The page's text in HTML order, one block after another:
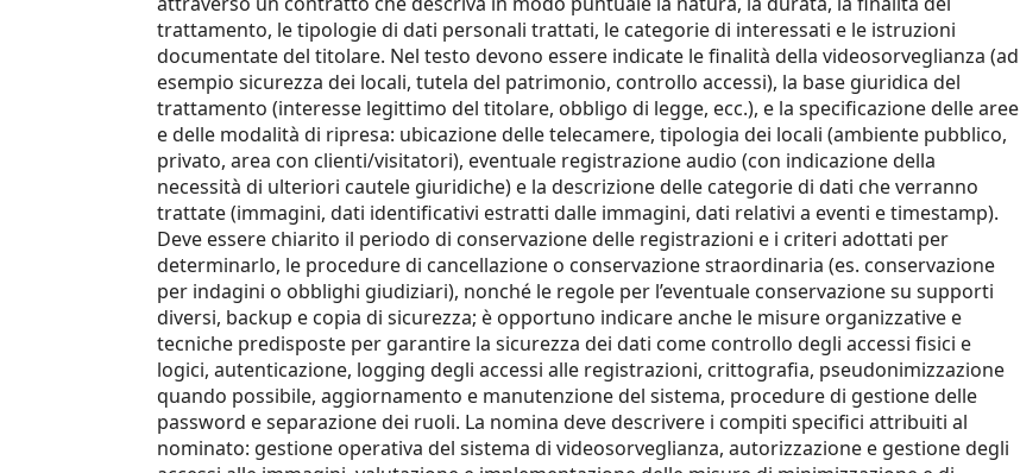
trattamento, le tipologie di dati personali trattati, le categorie di interessati e le istruzioni
documentate del titolare. Nel testo devono essere indicate le finalità della videosorveglianza (ad
esempio sicurezza dei locali, tutela del patrimonio, controllo accessi), la base giuridica del
trattamento (interesse legittimo del titolare, obbligo di legge, ecc.), e la specificazione delle aree
e delle modalità di ripresa: ubicazione delle telecamere, tipologia dei locali (ambiente pubblico,
privato, area con clienti/visitatori), eventuale registrazione audio (con indicazione della
necessità di ulteriori cautele giuridiche) e la descrizione delle categorie di dati che verranno
trattate (immagini, dati identificativi estratti dalle immagini, dati relativi a eventi e timestamp).
Deve essere chiarito il periodo di conservazione delle registrazioni e i criteri adottati per
determinarlo, le procedure di cancellazione o conservazione straordinaria (es. conservazione
per indagini o obblighi giudiziari), nonché le regole per l’eventuale conservazione su supporti
diversi, backup e copia di sicurezza; è opportuno indicare anche le misure organizzative e
tecniche predisposte per garantire la sicurezza dei dati come controllo degli accessi fisici e
logici, autenticazione, logging degli accessi alle registrazioni, crittografia, pseudonimizzazione
quando possibile, aggiornamento e manutenzione del sistema, procedure di gestione delle
password e separazione dei ruoli. La nomina deve descrivere i compiti specifici attribuiti al
nominato: gestione operativa del sistema di videosorveglianza, autorizzazione e gestione degli